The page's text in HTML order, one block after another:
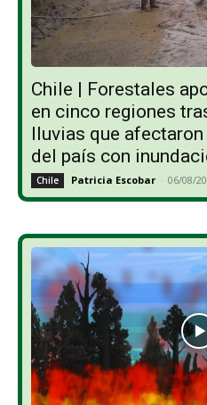
Chile | Forestales
en cinco regiones
lluvias que
del país con
Chile Patricia Escobar - 06/08/